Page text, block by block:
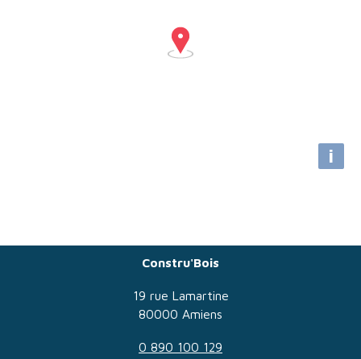
i
Constru'Bois
19 rue Lamartine
80000 Amiens
0 890 100 129